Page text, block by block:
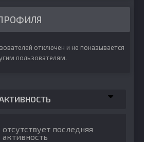
отключён и не показывается
пользователям.
последняя
активность